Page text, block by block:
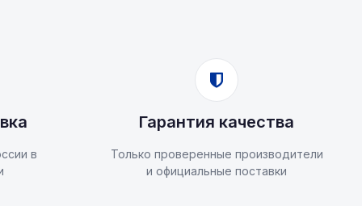
в
Гарантия качества
Только проверенные производители
и официальные поставки